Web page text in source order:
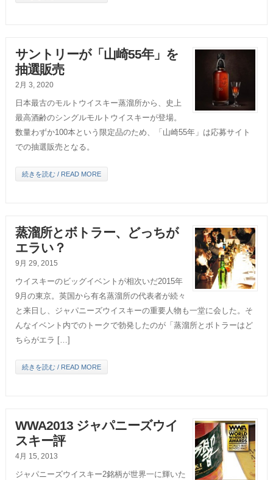
サントリーが「山崎55年」を
抽選販売
2月 3, 2020
日本最古のモルトウイスキー蒸溜所から、史上
最高酒齢のシングルモルトウイスキーが登場。
数量わずか100本という限定品のため、「山崎55年」は応募サイト
での抽選販売となる。
続きを読む / READ MORE
蒸溜所とボトラー、どっちが
エラい？
9月 29, 2015
ウイスキーのビッグイベントが相次いだ2015年
9月の東京。英国から有名蒸溜所の代表者が続々
と来日し、ジャパニーズウイスキーの重要人物も一堂に会した。そ
んなイベント内でのトークで勃発したのが「蒸溜所とボトラーはど
ちらがエラ […]
続きを読む / READ MORE
WWA2013 ジャパニーズウイ
スキー評
4月 15, 2013
ジャパニーズウイスキー2銘柄が世界一に輝いた